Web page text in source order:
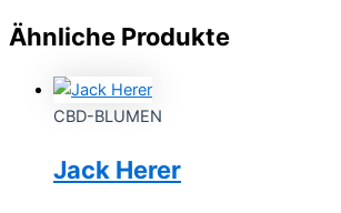
Ähnliche Produkte
CBD-BLUMEN
Jack Herer